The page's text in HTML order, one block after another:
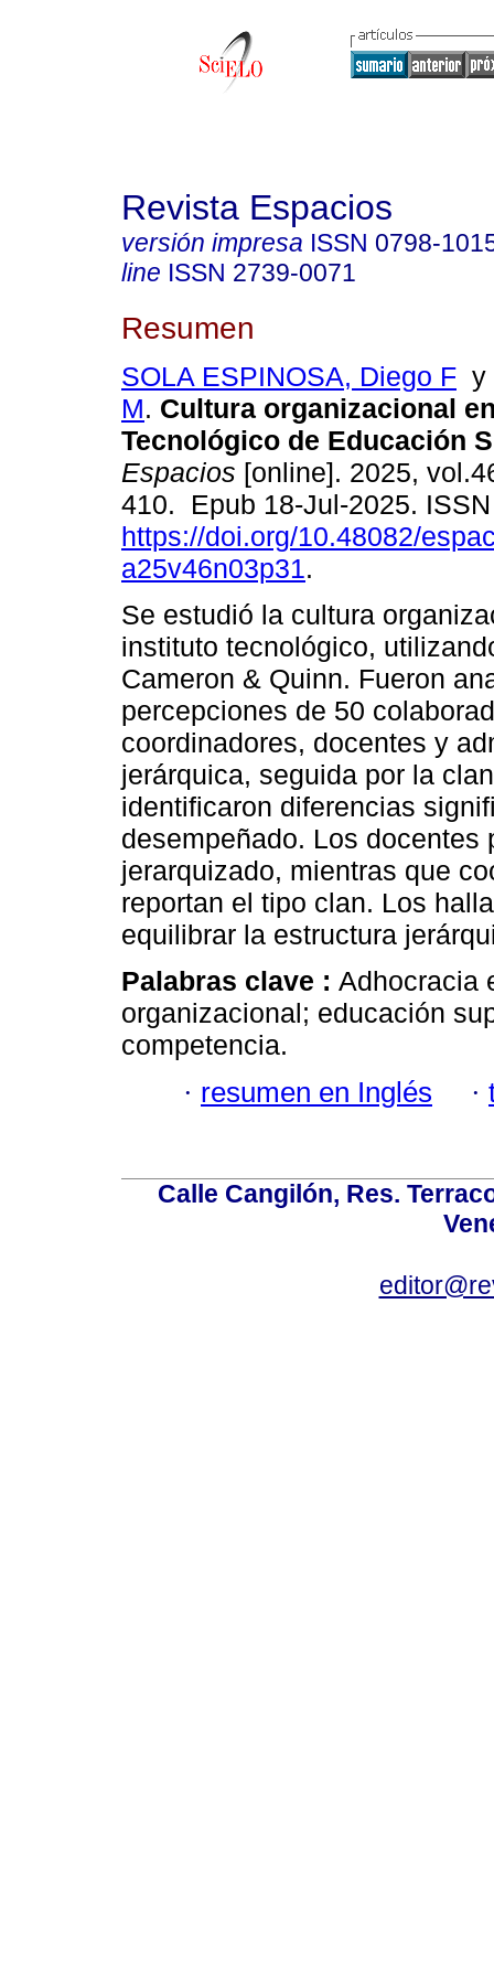
Revista Espacios
versión impresa ISSN 0798-
line ISSN 2739-0071
Resumen
SOLA ESPINOSA, Diego F
M. Cultura organizacional
Tecnológico de Educación
Espacios [online]. 2025,
410. Epub 18-Jul-2025.
https://doi.org/10.48082/
a25v46n03p31.
Se estudió la cultura
instituto tecnológico,
Cameron & Quinn. Fueron
percepciones de 50
coordinadores, docentes y
jerárquica, seguida por la
identificaron diferencias
desempeñado. Los docentes
jerarquizado, mientras que
reportan el tipo clan. Los
equilibrar la estructura
Palabras clave : Adhocracia
organizacional; educación
competencia.
· resumen en Inglés ·
Calle Cangilón, Res.